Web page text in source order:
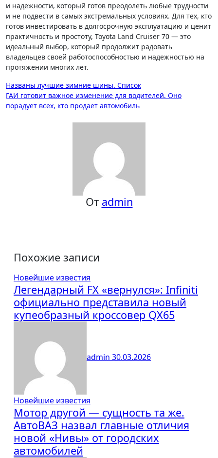
и надежности, который готов преодолеть любые трудности
и не подвести в самых экстремальных условиях. Для тех, кто
готов инвестировать в долгосрочную эксплуатацию и ценит
практичность и простоту, Toyota Land Cruiser 70 — это
идеальный выбор, который продолжит радовать
владельцев своей работоспособностью и надежностью на
протяжении многих лет.
Навигация
по
Названы лучшие зимние шины. Список
ГАИ готовит важное изменение для водителей. Оно
порадует всех, кто продает автомобиль
От admin
Похожие записи
Новейшие известия
Легендарный FX «вернулся»: Infiniti
официально представила новый
купеобразный кроссовер QX65
admin 30.03.2026
Новейшие известия
Мотор другой — сущность та же.
АвтоВАЗ назвал главные отличия
новой «Нивы» от городских
автомобилей